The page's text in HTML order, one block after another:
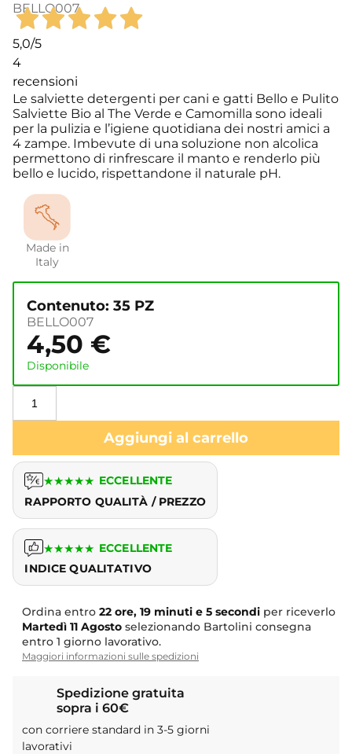
BELLO007
5,0/5
4
recensioni
Le salviette detergenti per cani e gatti Bello e Pulito
Salviette Bio al The Verde e Camomilla sono ideali
per la pulizia e l’igiene quotidiana dei nostri amici a
4 zampe. Imbevute di una soluzione non alcolica
permettono di rinfrescare il manto e renderlo più
bello e lucido, rispettandone il naturale pH.
Made in
Italy
Contenuto: 35 PZ
BELLO007
4,50 €
Disponibile
Aggiungi al carrello
★★★★★ ECCELLENTE
RAPPORTO QUALITÀ / PREZZO
★★★★★ ECCELLENTE
INDICE QUALITATIVO
Ordina entro 22 ore, 19 minuti e 4 secondi per riceverlo
Martedì 11 Agosto selezionando Bartolini consegna
entro 1 giorno lavorativo.
Maggiori informazioni sulle spedizioni
Spedizione gratuita
sopra i 60€
con corriere standard in 3-5 giorni
lavorativi